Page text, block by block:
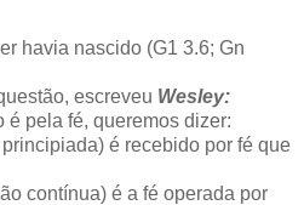
havia nascido (G1 3.6; Gn
escreveu Wesley:
pela fé, queremos dizer:
é recebido por fé que
contínua) é a fé operada por